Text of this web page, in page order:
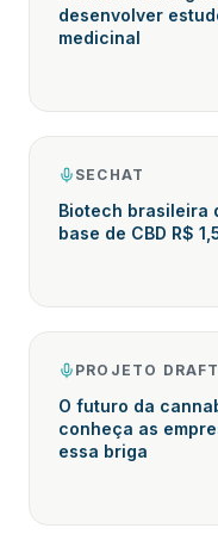
desenvolver
medicinal
SECHAT
Biotech brasileira
base de CBD R$
PROJETO DRAFT
O futuro da
conheça as
essa briga